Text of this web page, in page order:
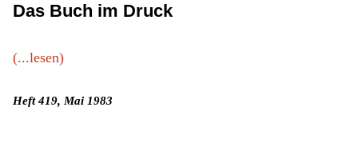
Das Buch im Druck
(...lesen)
Heft 419, Mai 1983